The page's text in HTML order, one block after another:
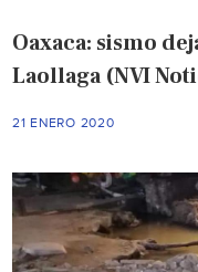
Oaxaca: sismo
Laollaga (NVI
21 ENERO 2020